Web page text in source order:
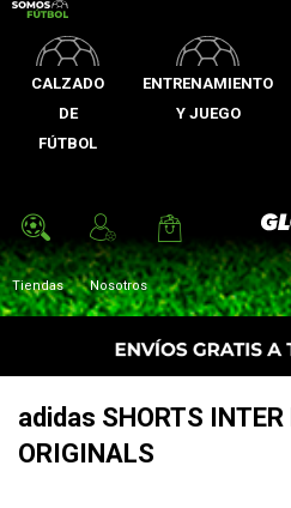
CALZADO
DE
FÚTBOL
ENTRENAMIENTO
Y JUEGO
Tiendas Nosotros
adidas SHORTS
ORIGINALS